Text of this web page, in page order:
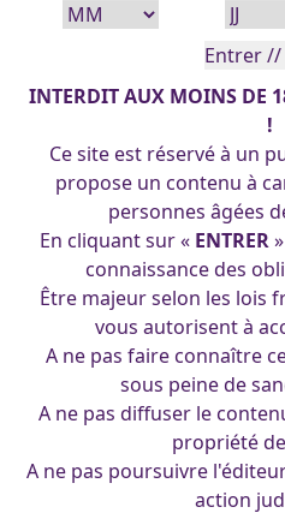
INTERDIT AUX MOINS DE
!
Ce site est réservé à un
propose un contenu à
personnes âgées
En cliquant sur « ENTRER»
connaissance des
Être majeur selon les lois
vous autorisent à
A ne pas faire connaître
sous peine de
A ne pas diffuser le
propriété
A ne pas poursuivre
action
De Tight Ship à une mascotte
devait être un clin d’œil à
humoristique apparu dans la
inspiré de Shipwreck de G.I.
badass, un peu grande
imagerie. Mais très vite, le